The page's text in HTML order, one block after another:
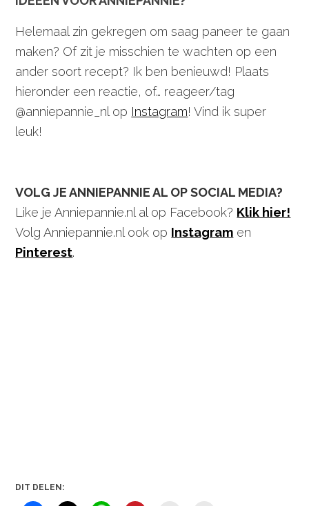
Helemaal zin gekregen om saag paneer te gaan
maken? Of zit je misschien te wachten op een
ander soort recept? Ik ben benieuwd! Plaats
hieronder een reactie, of… reageer/tag
@anniepannie_nl op Instagram! Vind ik super
leuk!
VOLG JE ANNIEPANNIE AL OP SOCIAL MEDIA?
Like je Anniepannie.nl al op Facebook? Klik hier!
Volg Anniepannie.nl ook op Instagram en
Pinterest.
DIT DELEN: